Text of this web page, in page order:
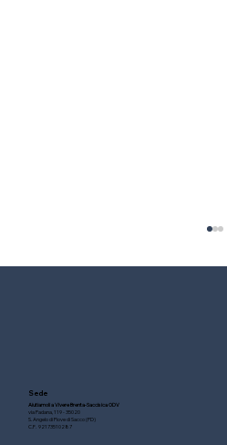
Sede
Aiutiamoli a Vivere Brenta-Saccisica ODV
via Padana, 119 - 35020
S. Angelo di Piove di Sacco (PD)
C.F. 92173510287